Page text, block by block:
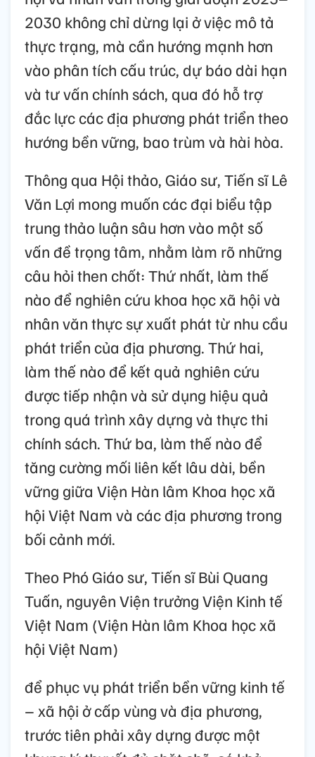
2030 không chỉ dừng lại ở việc mô tả
thực trạng, mà cần hướng mạnh hơn
vào phân tích cấu trúc, dự báo dài hạn
và tư vấn chính sách, qua đó hỗ trợ
đắc lực các địa phương phát triển theo
hướng bền vững, bao trùm và hài hòa.
Thông qua Hội thảo, Giáo sư, Tiến sĩ Lê
Văn Lợi mong muốn các đại biểu tập
trung thảo luận sâu hơn vào một số
vấn đề trọng tâm, nhằm làm rõ những
câu hỏi then chốt: Thứ nhất, làm thế
nào để nghiên cứu khoa học xã hội và
nhân văn thực sự xuất phát từ nhu cầu
phát triển của địa phương. Thứ hai,
làm thế nào để kết quả nghiên cứu
được tiếp nhận và sử dụng hiệu quả
trong quá trình xây dựng và thực thi
chính sách. Thứ ba, làm thế nào để
tăng cường mối liên kết lâu dài, bền
vững giữa Viện Hàn lâm Khoa học xã
hội Việt Nam và các địa phương trong
bối cảnh mới.
Theo Phó Giáo sư, Tiến sĩ Bùi Quang
Tuấn, nguyên Viện trưởng Viện Kinh tế
Việt Nam (Viện Hàn lâm Khoa học xã
hội Việt Nam)
để phục vụ phát triển bền vững kinh tế
– xã hội ở cấp vùng và địa phương,
trước tiên phải xây dựng được một